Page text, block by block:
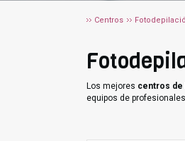
Centros
Los mejores centros de
equipos de